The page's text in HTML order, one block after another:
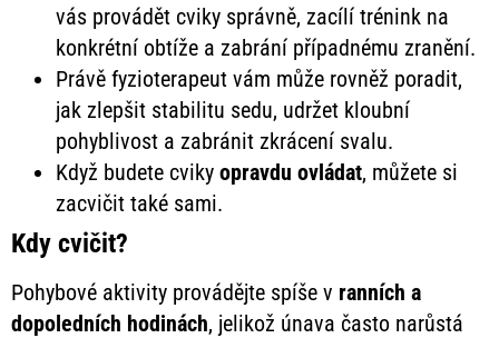
vás provádět cviky správně, zacílí trénink na
konkrétní obtíže a zabrání případnému zranění.
Právě fyzioterapeut vám může rovněž poradit,
jak zlepšit stabilitu sedu, udržet kloubní
pohyblivost a zabránit zkrácení svalu.
Když budete cviky opravdu ovládat, můžete si
zacvičit také sami.
Kdy cvičit?
Pohybové aktivity provádějte spíše v ranních a
dopoledních hodinách, jelikož únava často narůstá